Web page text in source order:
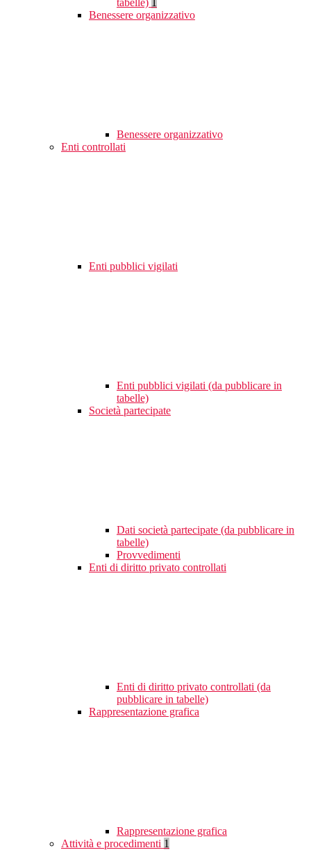
tabelle)
Benessere organizzativo
Benessere organizzativo
Enti controllati
Enti pubblici vigilati
Enti pubblici vigilati (da pubblicare in
tabelle)
Società partecipate
Dati società partecipate (da pubblicare in
tabelle)
Provvedimenti
Enti di diritto privato controllati
Enti di diritto privato controllati (da
pubblicare in tabelle)
Rappresentazione grafica
Rappresentazione grafica
Attività e procedimenti 1